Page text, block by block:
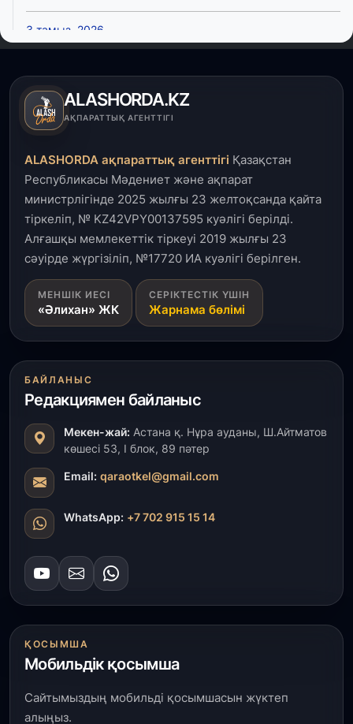
3 тамыз, 2026
Қызылордада 300 орындық аурухана,
салынып жатыр
1 тамыз, 2026
Кинопоиск Қазақстан азаматтарының ең
31 шілде, 2026
Ақмола облысындағы кездесуде кәсіпкерлер мен
ұстаздар «Әділет» партиясына өз ұсыныстарын
айтты
31 шілде, 2026
ҚР Президенті Орталық Азия елдеріне
ұзақмерзімді ынтымақтастық жоспарын әзірлеуді
ұсынды
«Ауыл аманаты»: Түркістанда 30,2 млрд теңгеге
4 223 жоба қаржыландырылды
31 шілде, 2026
Президент тапсырмасы орындалды: Шардара
толық ауыз сумен қамтылды
30 шілде, 2026
Түркістанда «Арыс-2» және Темір ауылының
30 шілде, 2026
Қордайлық қыз-келіншектер ұлттық нақыштағы
креативті бұйымдар шығаруда
29 шілде, 2026
акциясы өтті
ALASHORDA.KZ
АҚПАРАТТЫҚ АГЕНТТІГІ
ALASHORDA ақпараттық агенттігі Қазақстан
Республикасы Мәдениет және ақпарат
министрлігінде 2025 жылғы 23 желтоқсанда қайта
тіркеліп, № KZ42VPY00137595 куәлігі берілді.
Алғашқы мемлекеттік тіркеуі 2019 жылғы 23
сәуірде жүргізіліп, №17720 ИА куәлігі берілген.
МЕНШІК ИЕСІ
«Әлихан» ЖК
СЕРІКТЕСТІК ҮШІН
Жарнама бөлімі
БАЙЛАНЫС
Редакциямен байланыс
Мекен-жай: Астана қ. Нұра ауданы, Ш.Айтматов
көшесі 53, І блок, 89 пәтер
Email: qaraotkel@gmail.com
WhatsApp: +7 702 915 15 14
ҚОСЫМША
Мобильдік қосымша
Сайтымыздың мобильді қосымшасын жүктеп
алыңыз.